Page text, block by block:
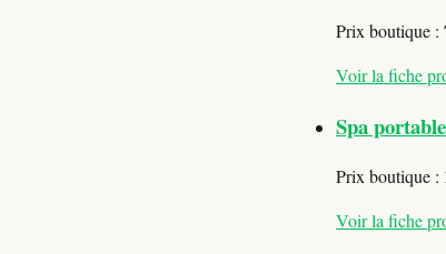
Prix boutique :
Voir la fiche
Spa
Prix boutique :
Voir la fiche